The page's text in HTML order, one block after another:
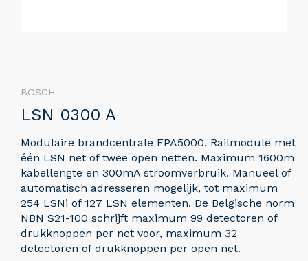
BOSCH
LSN 0300 A
Modulaire brandcentrale FPA5000. Railmodule met
één LSN net of twee open netten. Maximum 1600m
kabellengte en 300mA stroomverbruik. Manueel of
automatisch adresseren mogelijk, tot maximum
254 LSNi of 127 LSN elementen. De Belgische norm
NBN S21-100 schrijft maximum 99 detectoren of
drukknoppen per net voor, maximum 32
detectoren of drukknoppen per open net.